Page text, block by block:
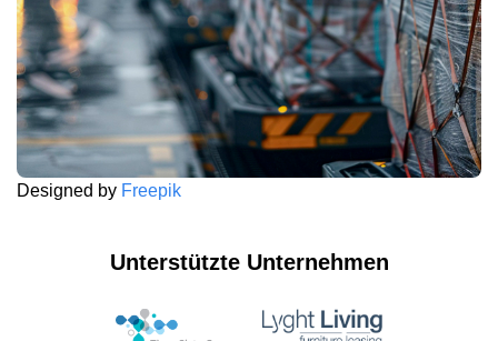
Designed by Freepik
Unterstützte Unternehmen